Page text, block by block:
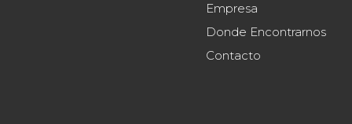
Empresa
Donde Encontrarnos
Contacto